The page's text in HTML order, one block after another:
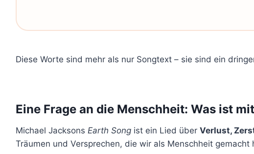
Diese Worte sind mehr als nur Songtext – sie sind ein
Eine Frage an die Menschheit: Was ist
Michael Jacksons Earth Song ist ein Lied über Verlust,
Träumen und Versprechen, die wir als Menschheit gemacht